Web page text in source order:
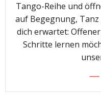
Tango-Reihe und
auf Begegnung,
dich erwartet:
Schritte lernen